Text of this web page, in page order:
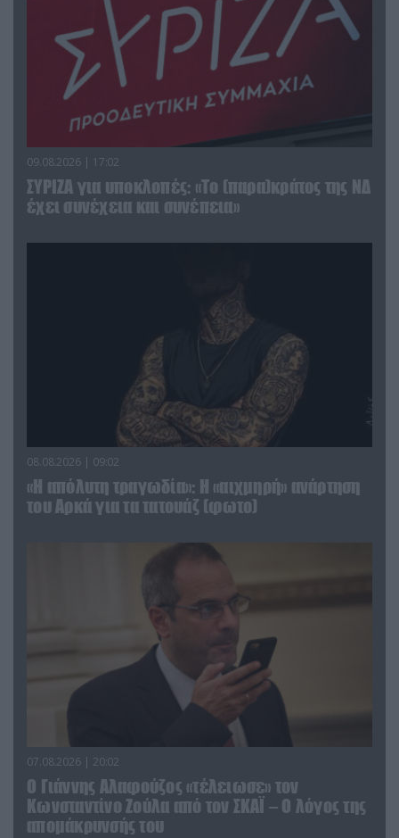
09.08.2026 | 17:02
ΣΥΡΙΖΑ για υποκλοπές: «Το (παρα)κράτος της ΝΔ
έχει συνέχεια και συνέπεια»
08.08.2026 | 09:02
«Η απόλυτη τραγωδία»: Η «αιχμηρή» ανάρτηση
του Αρκά για τα τατουάζ (φωτο)
07.08.2026 | 20:02
Ο Γιάννης Αλαφούζος «τέλειωσε» τον
Κωνσταντίνο Ζούλα από τον ΣΚΑΪ – Ο λόγος της
απομάκρυνσής του